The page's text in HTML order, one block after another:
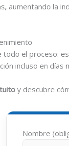
aumentando la
el proceso:
incluso en días
y descubre
Nombre